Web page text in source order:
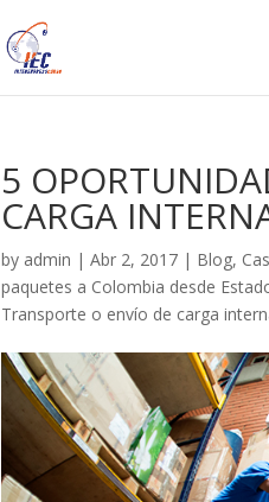
5
CARGA
by admin |Abr 2, 2017 | Blog,
paquetes a Colombia desde
Transporte o envío de carga